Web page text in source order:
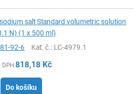
salt Standard volumetric solution
N) (1 x 500 ml)
92-6 Kat. č.: LC-4979.1
DPH 818,18 Kč
Do košíku